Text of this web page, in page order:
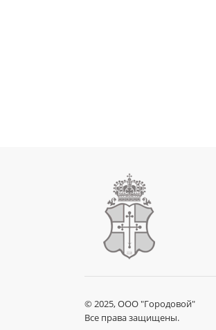
© 2025, ООО "Городовой"
Все права защищены.